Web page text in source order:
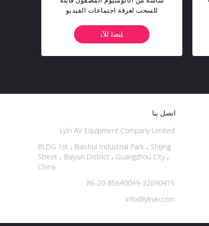
للانسحاب لغرفة المؤتمرات وغرفة
ﺎﺘﺼﻟ ﺍﻶﻧ
اتصل بنا
Lyln AV Equipment Company Limited
BLDG 1st ، Baishui Industrial Park ، Shijing
Street ، Baiyun District ، Guangzhou City ،
China
86-20-85640049-32090415
info@lylnav.com